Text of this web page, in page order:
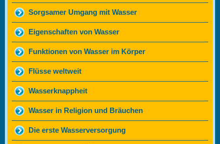
Sorgsamer Umgang mit Wasser
Eigenschaften von Wasser
Funktionen von Wasser im Körper
Flüsse weltweit
Wasserknappheit
Wasser in Religion und Bräuchen
Die erste Wasserversorgung